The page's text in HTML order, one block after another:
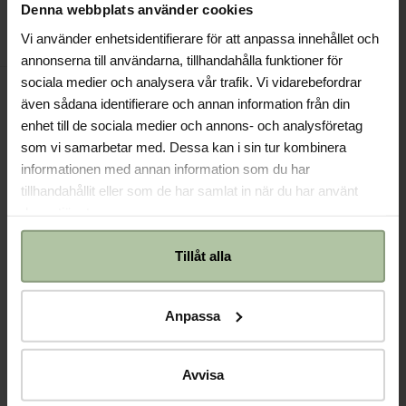
Denna webbplats använder cookies
Vi använder enhetsidentifierare för att anpassa innehållet och
annonserna till användarna, tillhandahålla funktioner för
sociala medier och analysera vår trafik. Vi vidarebefordrar
även sådana identifierare och annan information från din
enhet till de sociala medier och annons- och analysföretag
som vi samarbetar med. Dessa kan i sin tur kombinera
informationen med annan information som du har
tillhandahållit eller som de har samlat in när du har använt
Tillåt alla
Anpassa
Avvisa
Anmäl
Jag accepterar integritetsvillkoren.
Information
Använd presentkort/rabattkod -Klicka här